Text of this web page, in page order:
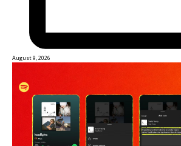
August 9, 2026